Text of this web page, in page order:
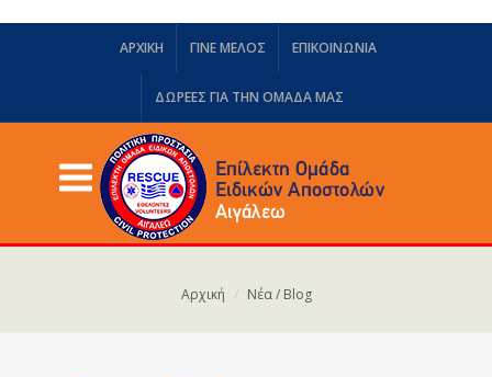
ΑΡΧΙΚΗ ΓΙΝΕ ΜΕΛΟΣ ΕΠΙΚΟΙΝΩΝΙΑ
ΔΩΡΕΈΣ ΓΙΑ ΤΗΝ ΟΜΆΔΑ ΜΑΣ
Αρχική Νέα / Blog